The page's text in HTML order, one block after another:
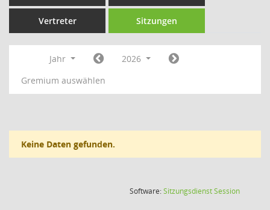
Vertreter Sitzungen
Jahr
2026
Gremium auswählen
Keine Daten gefunden.
Software:SitzungsdienstSession(Wird in